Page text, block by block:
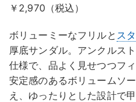
￥2,970（税込）
ボリューミーなフリルと ス
厚底サンダル。アンクルス
仕様で、品よく見せつつフ
安定感のあるボリュームソ
え、ゆったりとした設計で